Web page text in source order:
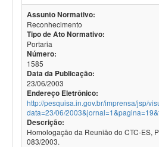
Assunto Normativo:
Reconhecimento
Tipo de Ato Normativo:
Portaria
Número:
1585
Data da Publicação:
23/06/2003
Endereço Eletrônico:
http://pesquisa.in.gov.br/imprensa/jsp/
data=23/06/
Descrição:
Homologação da Reunião do CTC-ES,
083/2003.